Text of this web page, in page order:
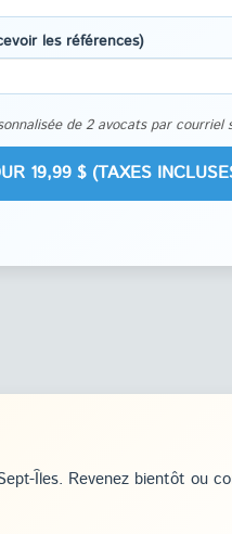
les références)
de 2 avocats par courriel
Îles. Revenez bientôt ou